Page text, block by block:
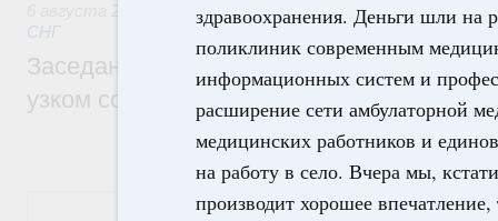
здравоохранения. Деньги шли
поликлиник современным
информационных систем и
расширение сети амбулаторной
медицинских работников и
на работу в село. Вчера мы,
производит хорошее
Евразийский экономический союз.
СНГ
Заседание Евразийского
узком составе